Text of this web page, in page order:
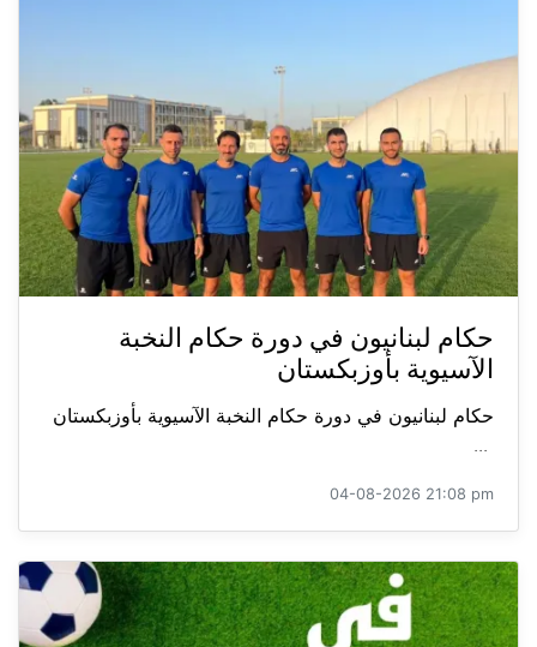
حكام لبنانيون في دورة حكام النخبة
الآسيوية بأوزبكستان
حكام لبنانيون في دورة حكام النخبة الآسيوية بأوزبكستان
...
04-08-2026 21:08 pm